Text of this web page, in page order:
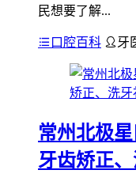
民想要了解...
口腔百科 牙
常州北极
牙齿矫正